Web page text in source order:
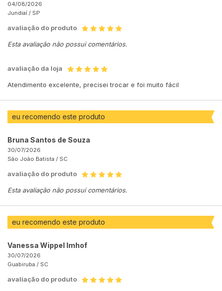
04/08/2026
Jundiaí / SP
avaliação do produto
Esta avaliação não possui comentários.
avaliação da loja
Atendimento excelente, precisei trocar e foi muito fácil
eu recomendo este produto
Bruna Santos de Souza
30/07/2026
São João Batista / SC
avaliação do produto
Esta avaliação não possui comentários.
eu recomendo este produto
Vanessa Wippel Imhof
30/07/2026
Guabiruba / SC
avaliação do produto